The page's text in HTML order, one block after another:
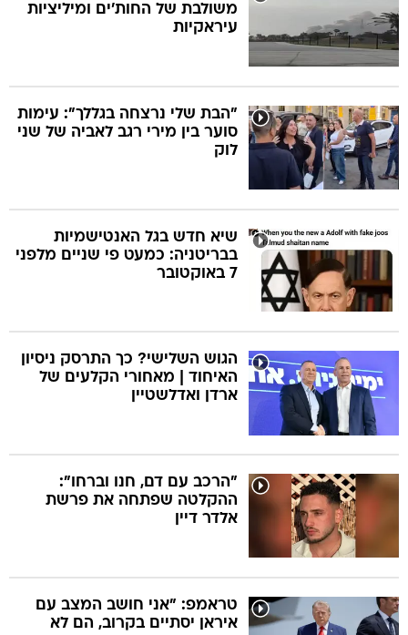
משולבת של החות'ים ומיליציות
עיראקיות
"הבת שלי נרצחה בגללך": עימות
סוער בין מירי רגב לאביה של שני
לוק
שיא חדש בגל האנטישמיות
בבריטניה: כמעט פי שניים מלפני
7 באוקטובר
הגוש השלישי? כך התרסק ניסיון
האיחוד | מאחורי הקלעים של
ארדן ואדלשטיין
"הרכב עם דם, חנו וברחו":
ההקלטה שפתחה את פרשת
אלדר דיין
טראמפ: "אני חושב המצב עם
איראן יסתיים בקרוב, הם לא